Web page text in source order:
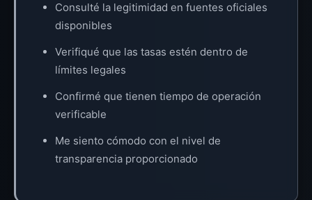
Consulté la legitimidad en fuentes oficiales
disponibles
Verifiqué que las tasas estén dentro de
límites legales
Confirmé que tienen tiempo de operación
verificable
Me siento cómodo con el nivel de
transparencia proporcionado